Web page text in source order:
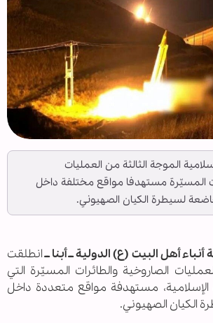
الموجة الثالثة من العمليات
المسيّرة مستهدفا مواقع مختلفة داخل
لسيطرة الكيان الصهيوني.
أهل البيت (ع) الدولية ــ أبنا ــانطلقت
الصاروخية والطائرات المسيّرة التي
مستهدفة مواقع متعددة داخل
الكيان الصهيوني.